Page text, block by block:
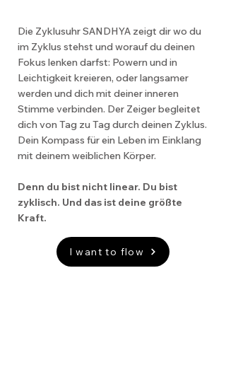
Die Zyklusuhr SANDHYA zeigt dir wo du
im Zyklus stehst und worauf du deinen
Fokus lenken darfst: Powern und in
Leichtigkeit kreieren, oder langsamer
werden und dich mit deiner inneren
Stimme verbinden. Der Zeiger begleitet
dich von Tag zu Tag durch deinen Zyklus.
Dein Kompass für ein Leben im Einklang
mit deinem weiblichen Körper.
Denn du bist nicht linear. Du bist
zyklisch. Und das ist deine größte
Kraft.
I want to flow